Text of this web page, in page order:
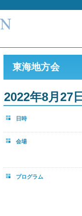
東海地方会
2022年8月27
日時
会場
プログラム